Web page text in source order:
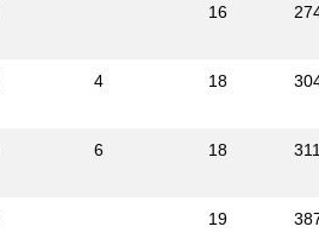
16
4 18
6 18
19